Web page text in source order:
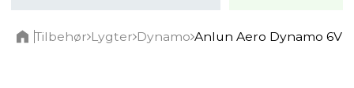
Tilbehør Lygter Dynamo Anlun Aero Dynamo 6V /